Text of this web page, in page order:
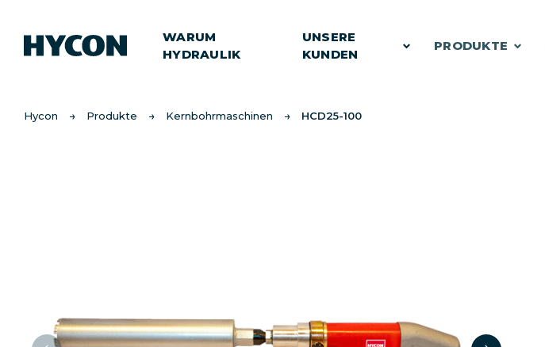
WARUM
HYDRAULIK
UNSERE
KUNDEN
PRODUKTE
Hycon Produkte Kernbohrmaschinen HCD25-100